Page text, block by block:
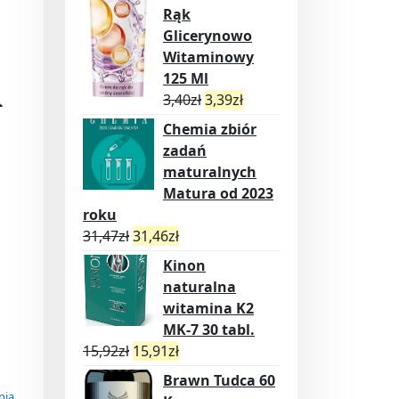
Rąk
Glicerynowo
Witaminowy
125 Ml
3,40zł3,39zł
Chemia zbiór
zadań
maturalnych
Matura od 2023
roku
31,47zł31,46zł
Kinon
naturalna
witamina K2
MK-7 30 tabl.
15,92zł 15,91zł
Brawn Tudca 60